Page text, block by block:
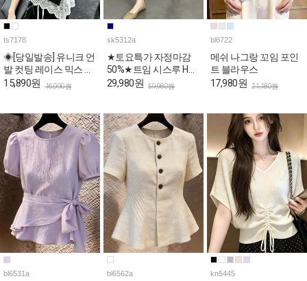
ts7178
◈[당일발송] 유니크 언
발 컷팅 레이스 믹스 슬
림 반팔티
15,890원 16,990원
sk5312a
★토요특가 자정마감
50%★트임 시스루 H라
인 페미닌 스커트
29,980원 59,980원
bl6722
메쉬 나그랑 꼬임 포인
트 블라우스
17,980원 21,180원
bl6531a bl6562a kn5445